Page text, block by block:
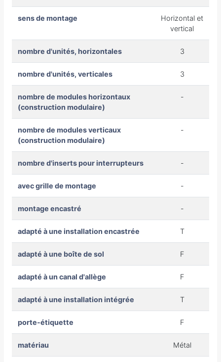
sens de montage
Horizontal et
vertical
nombre d'unités, horizontales 3
nombre d'unités, verticales 3
nombre de modules horizontaux
(construction modulaire)
-
nombre de modules verticaux
(construction modulaire)
-
nombre d'inserts pour interrupteurs -
avec grille de montage -
montage encastré -
adapté à une installation encastrée T
adapté à une boîte de sol F
adapté à un canal d'allège F
adapté à une installation intégrée T
porte-étiquette F
matériau Métal